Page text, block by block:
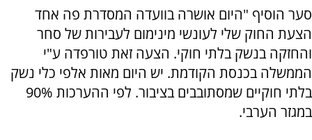
סער הוסיף "היום אושרה בוועדה המסדרת פה אחד
הצעת החוק שלי לעונשי מינימום לעבירות של סחר
והחזקה בנשק בלתי חוקי. הצעה זאת טורפדה ע"י
הממשלה בכנסת הקודמת. יש היום מאות אלפי כלי נשק
בלתי חוקיים שמסתובבים בציבור. לפי ההערכות 90%
במגזר הערבי.